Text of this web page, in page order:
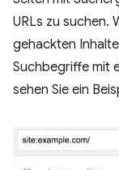
URLs zu suchen.
gehackten
Suchbegriffe mit
sehen Sie ein